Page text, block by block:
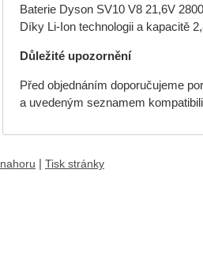
Baterie Dyson SV10 V8 21,6V
Díky Li-Ion technologii a kapacitě
Důležité upozornění
Před objednáním doporučujeme
a uvedeným seznamem
nahoru Tisk stránky